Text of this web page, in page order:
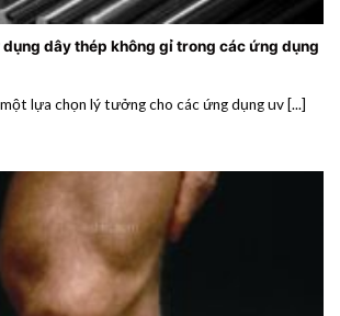
dây thép không gỉ trong các ứng dụng
lựa chọn lý tưởng cho các ứng dụng uv [...]